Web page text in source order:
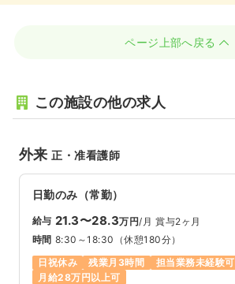
ページ上部へ戻る
この施設の他の求人
外来正・准看護師
日勤のみ（常勤）
給与 21.3〜28.3万円/月 賞与2ヶ月
時間 8:30～18:30 （休憩180分）
日祝休み
残業月3時間 担当業務未経験可
月給28万円以上可